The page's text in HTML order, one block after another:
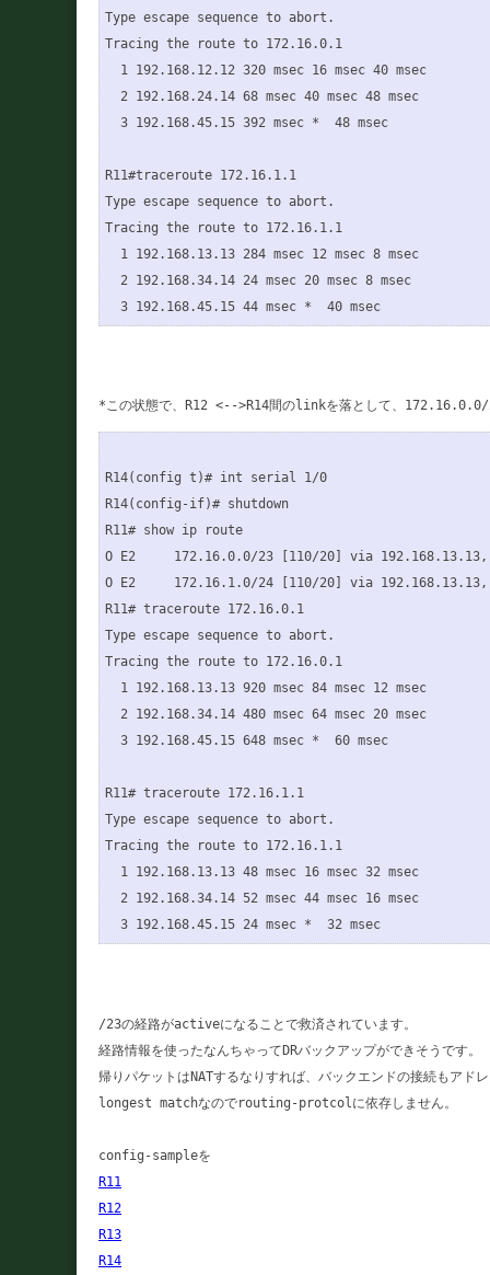
Type escape sequence to abort.
Tracing the route to 172.16.0.1
  1 192.168.12.12 320 msec 16 msec 40 msec
  2 192.168.24.14 68 msec 40 msec 48 msec
  3 192.168.45.15 392 msec *  48 msec
R11#traceroute 172.16.1.1
Type escape sequence to abort.
Tracing the route to 172.16.1.1
  1 192.168.13.13 284 msec 12 msec 8 msec
  2 192.168.34.14 24 msec 20 msec 8 msec
R14(config t)# int serial 1/0
R14(config-if)# shutdown
R11# show ip route
O E2     172.16.0.0/23 [110/20] via
O E2     172.16.1.0/24 [110/20] via
R11# traceroute 172.16.0.1
Type escape sequence to abort.
Tracing the route to 172.16.0.1
  1 192.168.13.13 920 msec 84 msec 12 msec
  2 192.168.34.14 480 msec 64 msec 20 msec
  3 192.168.45.15 648 msec *  60 msec
R11# traceroute 172.16.1.1
Type escape sequence to abort.
Tracing the route to 172.16.1.1
  1 192.168.13.13 48 msec 16 msec 32 msec
  2 192.168.34.14 52 msec 44 msec 16 msec
/23の経路がactiveになることで救済されています。
経路情報を使ったなんちゃってDRバックアップができそうです。
帰りパケットはNATするなりすれば、バックエンドの接続もアド
longest matchなのでrouting-protcolに依存しません。
R11
R12
R13
R14